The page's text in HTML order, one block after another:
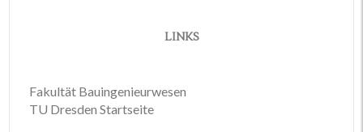
LINKS
Fakultät Bauingenieurwesen
TU Dresden Startseite